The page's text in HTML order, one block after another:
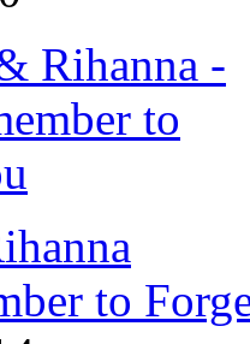
to